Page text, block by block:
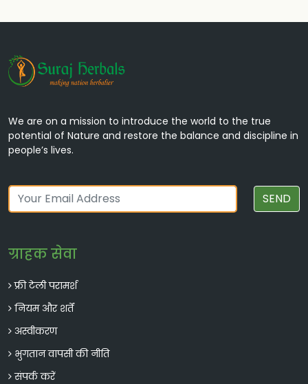
पुरुषों के प्रजनन स्वास्थ्य को समर्थन करने और
शुक्राणु गुणवत्ता को बढ़ाने में मदद करता है।
शुद्ध-शिलाजीत
समर्थन करती है, और समग्र स्वास्थ्य का समर्थन
करती है।
We are on a mission to introduce the world to the true
potential of Nature and restore the balance and discipline in
people’s lives.
SEND
ग्राहक सेवा
फ्री टेली परामर्श
नियम और शर्तें
अस्वीकरण
भुगतान वापसी की नीति
संपर्क करें